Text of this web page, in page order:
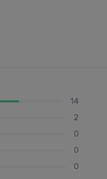
14
2
0
0
0